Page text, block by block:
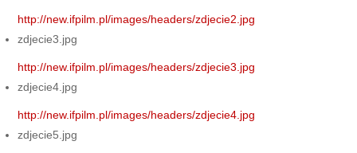
http://new.ifpilm.pl/images/headers/zdjecie2.jpg
zdjecie3.jpg
http://new.ifpilm.pl/images/headers/zdjecie3.jpg
zdjecie4.jpg
http://new.ifpilm.pl/images/headers/zdjecie4.jpg
zdjecie5.jpg